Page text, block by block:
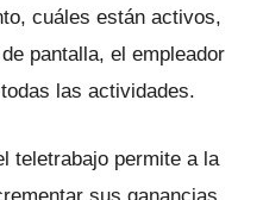
cuáles están activos,
pantalla, el empleador
las actividades.
teletrabajo permite a la